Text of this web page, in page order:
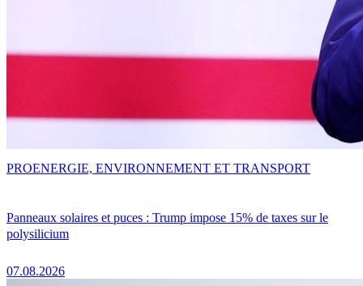
Panneaux solaires et puces : Trump impose 15% de taxes sur le
polysilicium
07.08.2026
PROENERGIE, ENVIRONNEMENT ET TRANSPORT